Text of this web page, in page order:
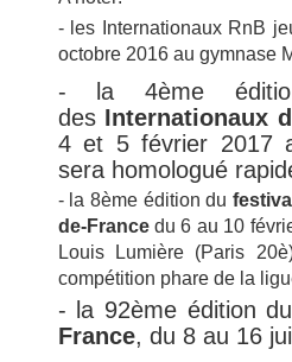
- les Internationaux RnB
octobre 2016 au gymnase
- la 4ème
des Internationaux
4 et 5 février 2017
sera homologué
- la 8ème édition du
de-Francedu 6 au 10
Louis Lumière (Paris
compétition phare de la
- la 92ème édition
France, du 8 au 16